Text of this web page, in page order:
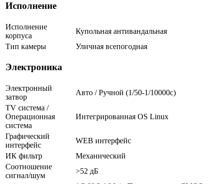
Исполнение
Исполнение
корпуса
Купольная антивандальная
Тип камеры
Уличная всепогодная
Электроника
Электронный
затвор
Авто / Ручной (1/50-1/10000c)
TV система /
Операционная
система
Интегрированная OS Linux
Графический
интерфейс
WEB интерфейс
ИК фильтр
Механический
Соотношение
сигнал/шум
>52 дБ